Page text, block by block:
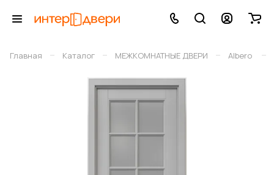
Главная – Каталог – МЕЖКОМНАТНЫЕ ДВЕРИ – Albero –